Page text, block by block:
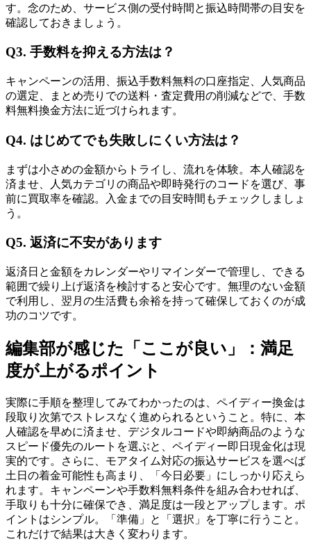
す。念のため、サービス側の受付時間と振込時間帯の目安を
確認しておきましょう。
Q3. 手数料を抑える方法は？
キャンペーンの活用、振込手数料無料の口座指定、人気商品
の選定、まとめ売りでの送料・査定費用の削減などで、手数
料無料換金方法に近づけられます。
Q4. はじめてでも失敗しにくい方法は？
まずは小さめの金額からトライし、流れを体験。本人確認を
済ませ、人気カテゴリの商品や即時発行のコードを選び、事
前に買取率を確認。入金までの目安時間もチェックしましょ
う。
Q5. 返済に不安があります
返済日と金額をカレンダーやリマインダーで管理し、できる
範囲で繰り上げ返済を検討すると安心です。無理のない金額
で利用し、翌月の生活費も余裕を持って確保しておくのが成
功のコツです。
編集部が感じた「ここが良い」：満足
度が上がるポイント
実際に手順を整理してみてわかったのは、ペイディー換金は
段取り次第でストレスなく進められるということ。特に、本
人確認を早めに済ませ、デジタルコードや即納商品のような
スピード優先のルートを選ぶと、ペイディー即日現金化は現
実的です。さらに、モアタイム対応の振込サービスを選べば
土日の着金可能性も高まり、「今日必要」にしっかり応えら
れます。キャンペーンや手数料無料条件を組み合わせれば、
手取りも十分に確保でき、満足度は一段とアップします。ポ
イントはシンプル。「準備」と「選択」を丁寧に行うこと。
これだけで結果は大きく変わります。